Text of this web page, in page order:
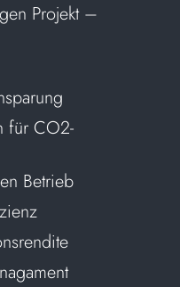
Projekt –
für CO2-
Betrieb